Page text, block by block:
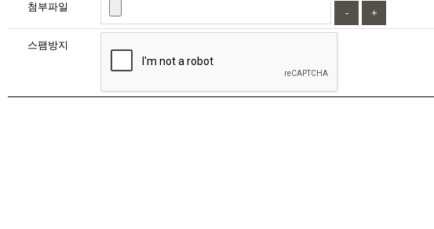
첨부파일
- +
스팸방지